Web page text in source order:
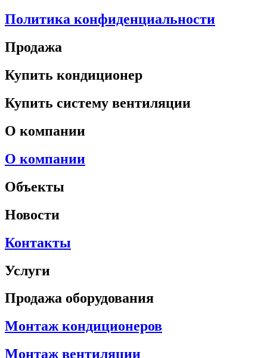
Политика конфиденциальности
Продажа
Купить кондиционер
Купить систему вентиляции
О компании
О компании
Объекты
Новости
Контакты
Услуги
Продажа оборудования
Монтаж кондиционеров
Монтаж вентиляции